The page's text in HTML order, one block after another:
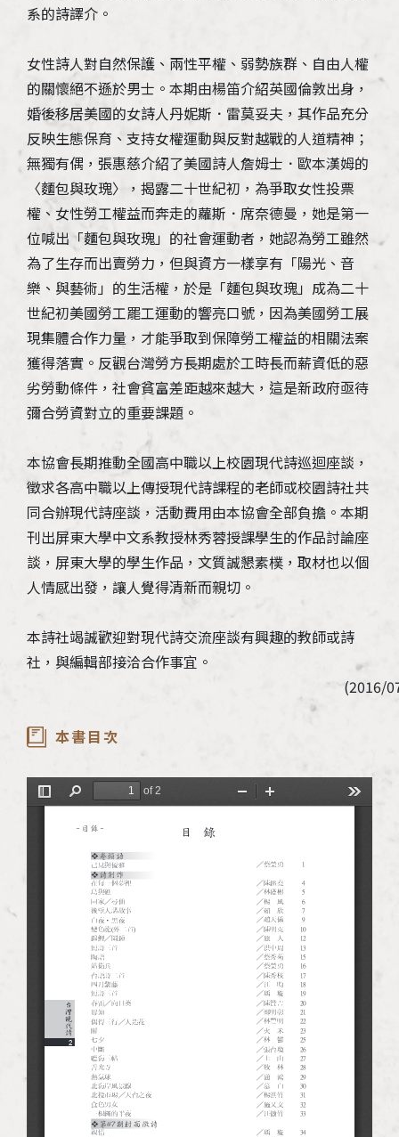
系的詩譯介。
女性詩人對自然保護、兩性平權、弱勢族群、自由人權
的關懷絕不遜於男士。本期由楊笛介紹英國倫敦出身，
婚後移居美國的女詩人丹妮斯．雷莫妥夫，其作品充分
反映生態保育、支持女權運動與反對越戰的人道精神；
無獨有偶，張惠慈介紹了美國詩人詹姆士．歐本漢姆的
〈麵包與玫瑰〉，揭露二十世紀初，為爭取女性投票
權、女性勞工權益而奔走的蘿斯．席奈德曼，她是第一
位喊出「麵包與玫瑰」的社會運動者，她認為勞工雖然
為了生存而出賣勞力，但與資方一樣享有「陽光、音
樂、與藝術」的生活權，於是「麵包與玫瑰」成為二十
世紀初美國勞工罷工運動的響亮口號，因為美國勞工展
現集體合作力量，才能爭取到保障勞工權益的相關法案
獲得落實。反觀台灣勞方長期處於工時長而薪資低的惡
劣勞動條件，社會貧富差距越來越大，這是新政府亟待
彌合勞資對立的重要課題。
本協會長期推動全國高中職以上校園現代詩巡迴座談，
徵求各高中職以上傳授現代詩課程的老師或校園詩社共
同合辦現代詩座談，活動費用由本協會全部負擔。本期
刊出屏東大學中文系教授林秀蓉授課學生的作品討論座
談，屏東大學的學生作品，文質誠懇素樸，取材也以個
人情感出發，讓人覺得清新而親切。
本詩社竭誠歡迎對現代詩交流座談有興趣的教師或詩
社，與編輯部接洽合作事宜。
(2016/07/
本書目次